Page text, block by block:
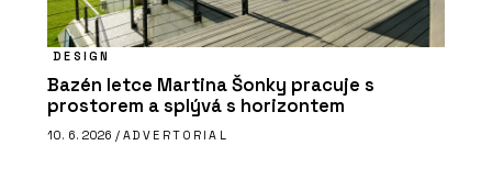
DESIGN
Bazén letce Martina Šonky pracuje s
prostorem a splývá s horizontem
10. 6. 2026 / ADVERTORIAL